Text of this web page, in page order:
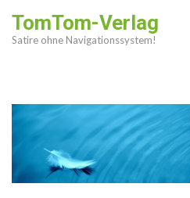
Inhalt
TomTom-Verlag
Satire ohne Navigationssystem!